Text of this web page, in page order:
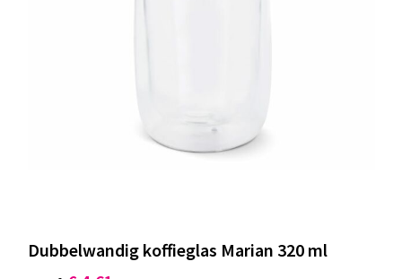
Dubbelwandig koffieglas Marian 320 ml